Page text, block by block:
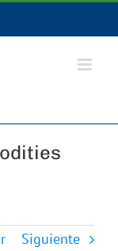
Siguiente